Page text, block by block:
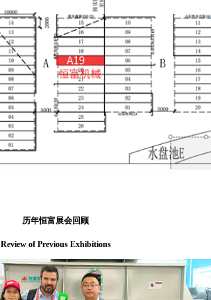
历年恒富展会回顾
Review of Previous Exhibitions